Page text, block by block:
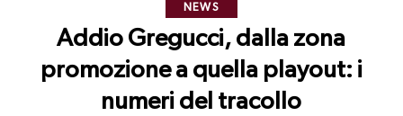
NEWS
Addio Gregucci, dalla zona
promozione a quella playout: i
numeri del tracollo